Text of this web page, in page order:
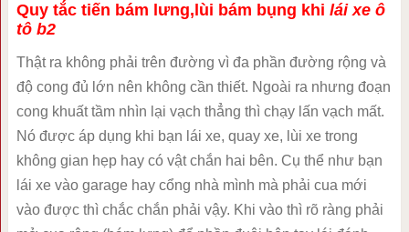
Quy tắc tiến bám lưng,lùi bám bụng khi lái xe ô
tô b2
Thật ra không phải trên đường vì đa phần đường rộng và
độ cong đủ lớn nên không cần thiết. Ngoài ra nhưng đoạn
cong khuất tầm nhìn lại vạch thẳng thì chạy lấn vạch mất.
Nó được áp dụng khi bạn lái xe, quay xe, lùi xe trong
không gian hẹp hay có vật chắn hai bên. Cụ thể như bạn
lái xe vào garage hay cổng nhà mình mà phải cua mới
vào được thì chắc chắn phải vậy. Khi vào thì rõ ràng phải